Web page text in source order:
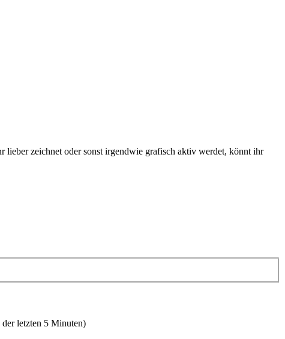
zeichnet oder sonst irgendwie grafisch aktiv werdet, könnt ihr
letzten 5 Minuten)